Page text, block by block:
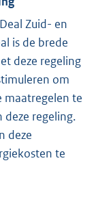
Zuid- en
is de brede
deze regeling
om
maatregelen te
deze regeling.
deze
te